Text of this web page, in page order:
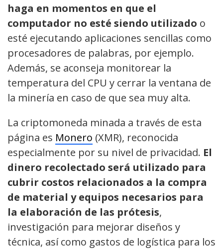
haga en momentos en que el
computador no esté siendo utilizado o
esté ejecutando aplicaciones sencillas como
procesadores de palabras, por ejemplo.
Además, se aconseja monitorear la
temperatura del CPU y cerrar la ventana de
la minería en caso de que sea muy alta.
La criptomoneda minada a través de esta
página es Monero (XMR), reconocida
especialmente por su nivel de privacidad. El
dinero recolectado será utilizado para
cubrir costos relacionados a la compra
de material y equipos necesarios para
la elaboración de las prótesis,
investigación para mejorar diseños y
técnica, así como gastos de logística para los